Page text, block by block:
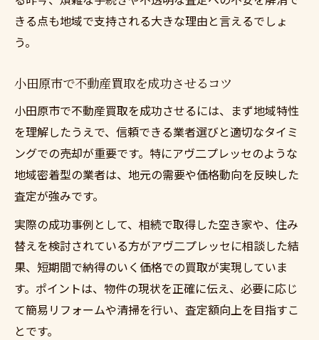
きる点も地域で支持される大きな理由と言えるでしょ
う。
小田原市で不動産買取を成功させるコツ
小田原市で不動産買取を成功させるには、まず地域特性
を理解したうえで、信頼できる業者選びと適切なタイミ
ングでの売却が重要です。特にアヴ二プレッセのような
地域密着型の業者は、地元の需要や価格動向を反映した
査定が強みです。
実際の成功事例として、相続で取得した空き家や、住み
替えを検討されている方がアヴ二プレッセに相談した結
果、短期間で納得のいく価格での買取が実現していま
す。ポイントは、物件の現状を正確に伝え、必要に応じ
て簡易リフォームや清掃を行い、査定額向上を目指すこ
とです。